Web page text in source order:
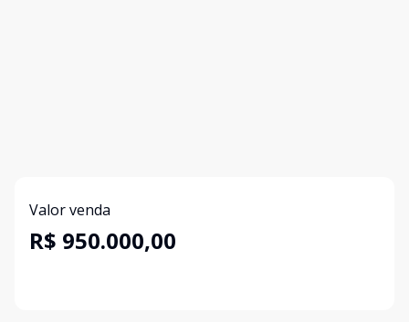
Valor venda
R$ 950.000,00